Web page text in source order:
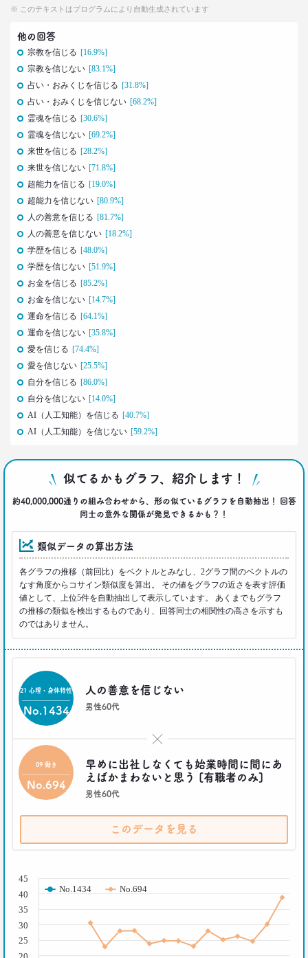
生活総研 上席研究員/コピーライター
2021.07.06
Z世代とシニア、上司と部下の板挟みで、40代おじ
さんは右往左往？
–日経クロストレンド 連載⑫–
前沢 裕文
2021.07.06
40代おじさんはキス派？ラブレター派？ 二択から
見える意識
–日経クロストレンド 連載⑪–
生活総研 上席研究員/コピーライター
前沢 裕文
40代おじさんの生き様は「30点」？
精神科医による処方箋
–日経クロストレンド 連載⑩–
生活総研 上席研究員/コピーライター
メッタ斬り!?
–日経クロストレンド 連載⑨–
生活総研 上席研究員/コピーライター
前沢 裕文
2021.04.26
コロナで｢占いを信じる｣20代女性が増える理由―調
生活総研 上席研究員
荒井 自如
2021.04.19
40代おじさんに黄信号 「男女平等感」が世の中と
ズレている!?
–日経クロストレンド 連載⑧–
生活総研 上席研究員/コピーライター
前沢 裕文
2021.03.11
若者はなりたい自分を投影
–日経クロストレンド 連載⑦–
生活総研 上席研究員
近藤 裕香
2021.03.11
世代間ギャップを学べる魔法の質問
「お金持ちって誰ですか？」
–日経クロストレンド 連載⑥–
J.Y. パーク氏に学ぶ 「褒めワード」
ベスト5
--日経クロストレンド 連載⑤--
生活総研 上席研究員/コピーライター
※ このテキストはプログラムにより自動生成されています
他の回答
宗教を信じる [16.9%]
宗教を信じない [83.1%]
占い・おみくじを信じる [31.8%]
占い・おみくじを信じない [68.2%]
霊魂を信じる [30.6%]
霊魂を信じない [69.2%]
来世を信じる [28.2%]
来世を信じない [71.8%]
超能力を信じる [19.0%]
超能力を信じない [80.9%]
人の善意を信じる [81.7%]
人の善意を信じない [18.2%]
学歴を信じる [48.0%]
学歴を信じない [51.9%]
お金を信じる [85.2%]
お金を信じない [14.7%]
運命を信じる [64.1%]
運命を信じない [35.8%]
愛を信じる [74.4%]
愛を信じない [25.5%]
自分を信じる [86.0%]
自分を信じない [14.0%]
AI（人工知能）を信じる [40.7%]
AI（人工知能）を信じない [59.2%]
似てるかもグラフ、紹介します！
約40,000,000通りの組み合わせから、形の似ているグラフを自動抽出！ 回答
同士の意外な関係が発見できるかも？！
類似データの算出方法
各グラフの推移（前回比）をベクトルとみなし、2グラフ間のベクトルの
なす角度からコサイン類似度を算出。 その値をグラフの近さを表す評価
値として、上位5件を自動抽出して表示しています。 あくまでもグラフ
の推移の類似を検出するものであり、回答同士の相関性の高さを示すも
のではありません。
人の善意を信じない
男性60代
21 心理・身体特性
No.1434
早めに出社しなくても始業時間に間にあ
えばかまわないと思う [有職者のみ]
男性60代
09 働き
No.694
このデータを見る
No.1434 No.694
25
30
35
40
45